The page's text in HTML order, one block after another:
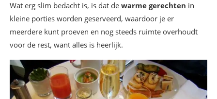
Wat erg slim bedacht is, is dat de warme gerechten in
kleine porties worden geserveerd, waardoor je er
meerdere kunt proeven en nog steeds ruimte overhoudt
voor de rest, want alles is heerlijk.